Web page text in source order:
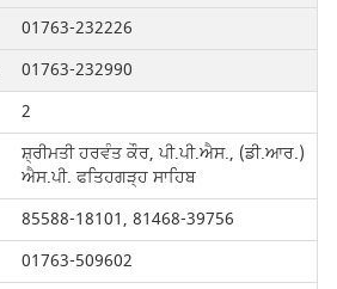
01763-232226
01763-232990
2
ਸ਼੍ਰੀਮਤੀ ਹਰਵੰਤ ਕੌਰ, ਪੀ.ਪੀ.ਐਸ., (ਡੀ.ਆਰ.)
ਐਸ.ਪੀ. ਫਤਿਹਗੜ੍ਹ ਸਾਹਿਬ
85588-18101, 81468-39756
01763-509602